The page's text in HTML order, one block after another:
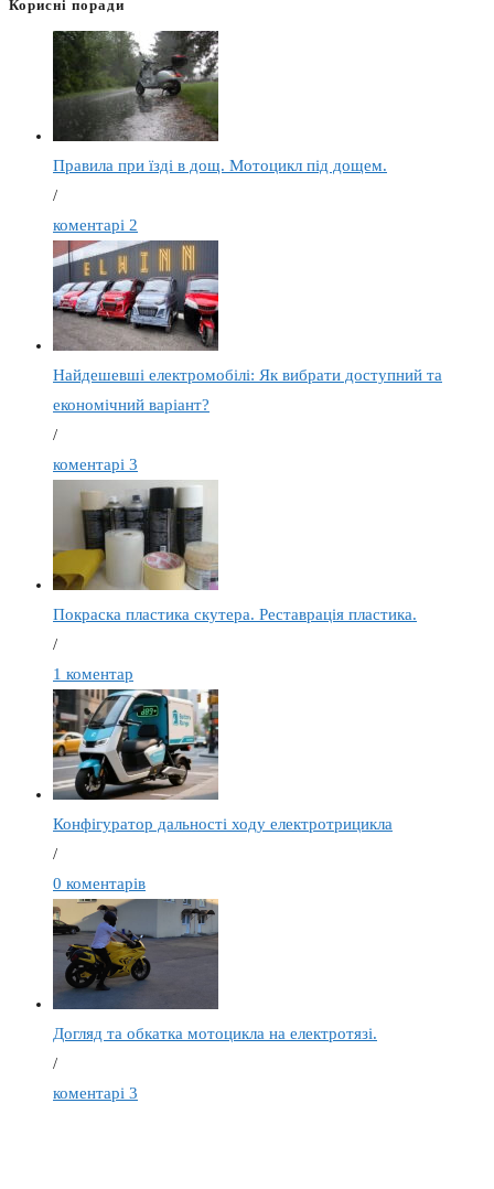
Корисні поради
Правила при їзді в дощ. Мотоцикл під дощем.
/
коментарі 2
Найдешевші електромобілі: Як вибрати доступний та
економічний варіант?
/
коментарі 3
Покраска пластика скутера. Реставрація пластика.
/
1 коментар
Конфігуратор дальності ходу електротрицикла
/
0 коментарів
Догляд та обкатка мотоцикла на електротязі.
/
коментарі 3